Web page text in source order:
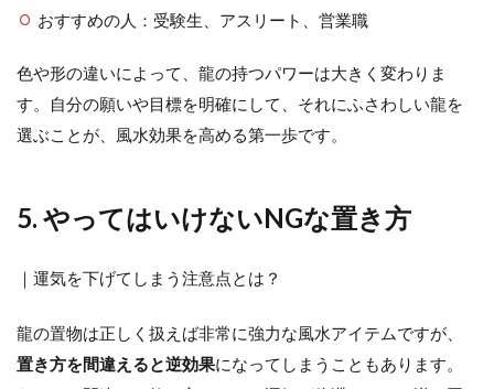
おすすめの人：受験生、アスリート、営業職
色や形の違いによって、龍の持つパワーは大きく変わりま
す。自分の願いや目標を明確にして、それにふさわしい龍を
選ぶことが、風水効果を高める第一歩です。
5. やってはいけないNGな置き方
｜運気を下げてしまう注意点とは？
龍の置物は正しく扱えば非常に強力な風水アイテムですが、
置き方を間違えると逆効果になってしまうこともあります。